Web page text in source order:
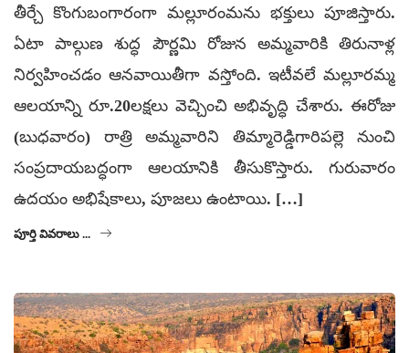
తీర్చే కొంగుబంగారంగా మల్లూరంమను భక్తులు పూజిస్తారు.
ఏటా పాల్గుణ శుద్ధ పౌర్ణమి రోజున అమ్మవారికి తిరునాళ్ల
నిర్వహించడం ఆనవాయితీగా వస్తోంది. ఇటీవలే మల్లూరమ్మ
ఆలయాన్ని రూ.20లక్షలు వెచ్చించి అభివృద్ధి చేశారు. ఈరోజు
(బుధవారం) రాత్రి అమ్మవారిని తిమ్మారెడ్డిగారిపల్లె నుంచి
సంప్రదాయబద్ధంగా ఆలయానికి తీసుకొస్తారు. గురువారం
ఉదయం అభిషేకాలు, పూజలు ఉంటాయి. […]
పూర్తి వివరాలు ...